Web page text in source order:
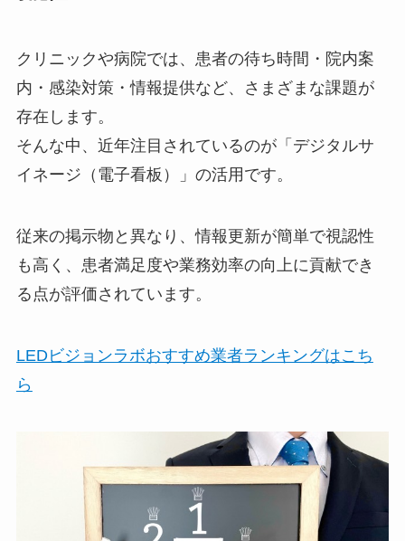
クリニックや病院では、患者の待ち時間・院内案
内・感染対策・情報提供など、さまざまな課題が
存在します。
そんな中、近年注目されているのが「デジタルサ
イネージ（電子看板）」の活用です。
従来の掲示物と異なり、情報更新が簡単で視認性
も高く、患者満足度や業務効率の向上に貢献でき
る点が評価されています。
LEDビジョンラボおすすめ業者ランキングはこち
ら